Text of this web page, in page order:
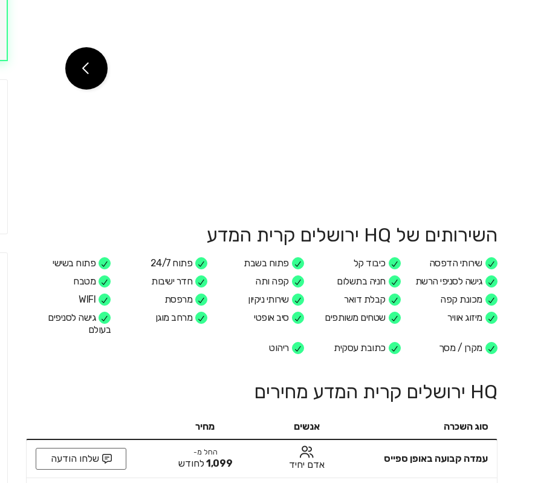
השירותים של HQ ירושלים קרית המדע
שירותי הדפסה כיבוד קל פתוח בשבת פתוח 24/7
פתוח בשישי
גישה לסניפי הרשת
חניה בתשלום קפה ותה חדר ישיבות
מטבח
מכונת קפה
קבלת דואר שירותי ניקיון מרפסת
WIFI
מיזוג אוויר
שטחים משותפים סיב אופטי מרחב מוגן
גישה לסניפים
בעולם
מקרן / מסך
כתובת עסקית ריהוט
HQ ירושלים קרית המדע מחירים
סוג השכרה אנשים מחיר
עמדה קבועה באופן ספייס
אדם יחיד
החל מ-
1,099 לחודש שלחו הודעה